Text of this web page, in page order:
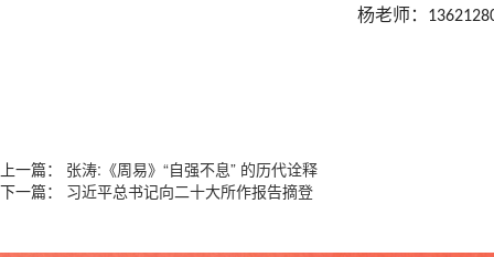
杨老师：
上一篇： 张涛:《周易》“自强不息” 的历代诠释
下一篇： 习近平总书记向二十大所作报告摘登